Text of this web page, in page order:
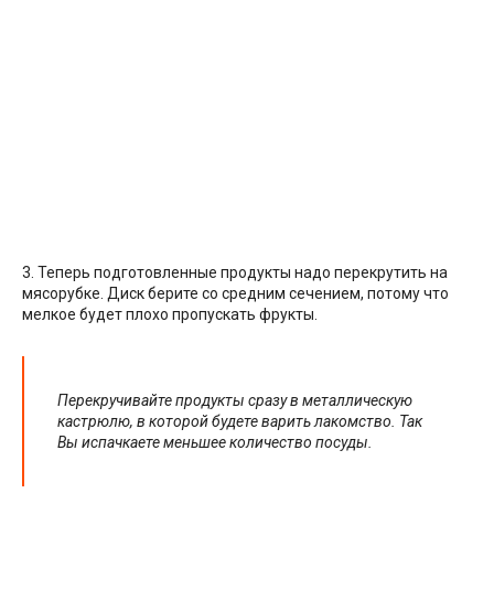
3. Теперь подготовленные продукты надо перекрутить на
мясорубке. Диск берите со средним сечением, потому что
мелкое будет плохо пропускать фрукты.
Перекручивайте продукты сразу в металлическую
кастрюлю, в которой будете варить лакомство. Так
Вы испачкаете меньшее количество посуды.